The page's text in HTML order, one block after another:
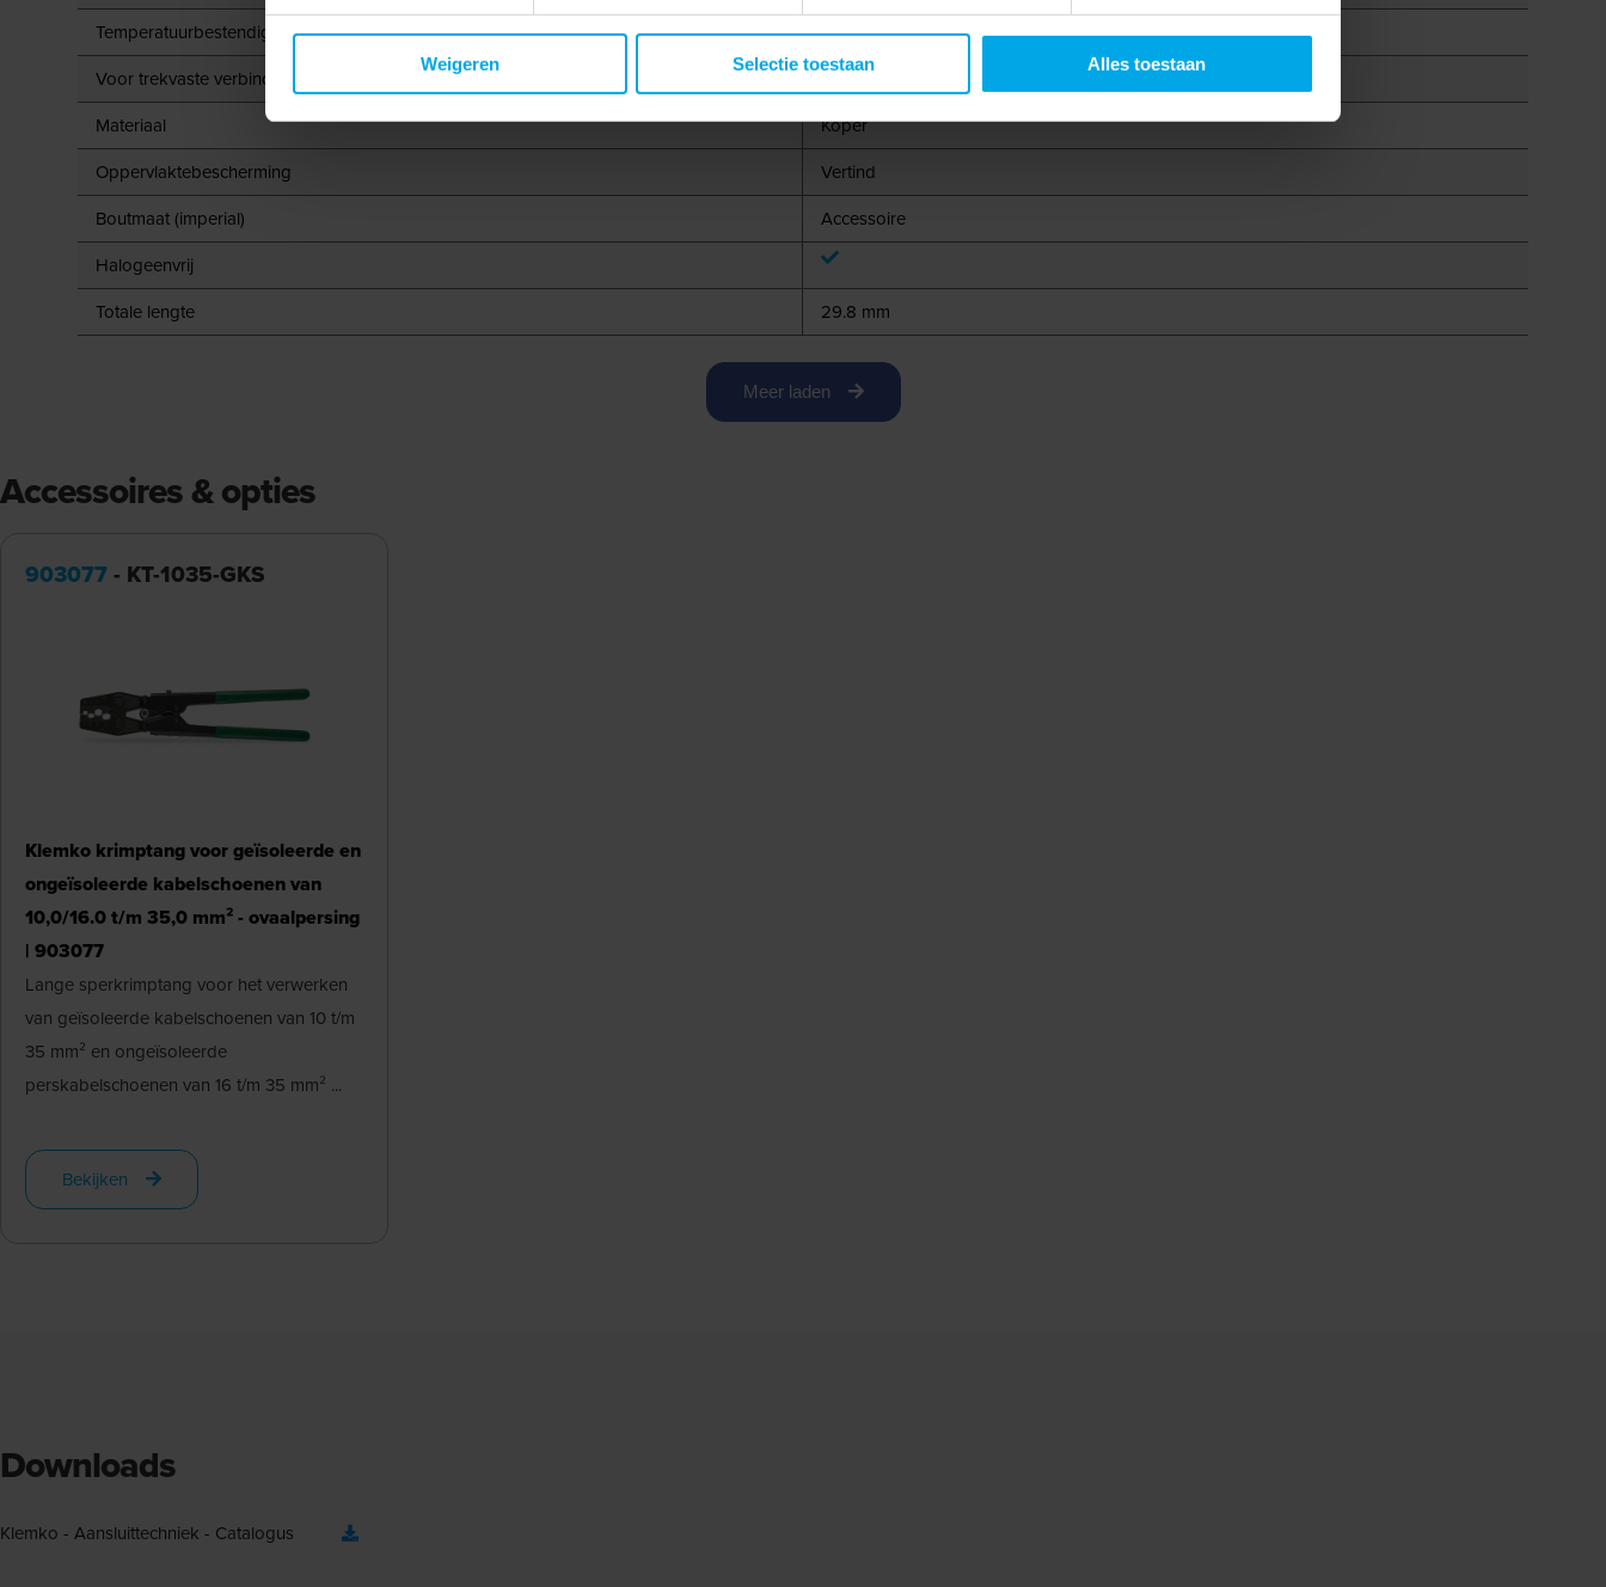
Weigeren Selectie toestaan Alles toestaan
Temperatuurbestendig tot
105 °C
Voor trekvaste verbindingen
Materiaal
Koper
Oppervlaktebescherming
Vertind
Boutmaat (imperial)
Accessoire
Halogeenvrij
Totale lengte
29.8 mm
Meer laden
Accessoires & opties
903077 - KT-1035-GKS
Klemko krimptang voor geïsoleerde en
ongeïsoleerde kabelschoenen van
10,0/16.0 t/m 35,0 mm² - ovaalpersing
| 903077
Lange sperkrimptang voor het verwerken
van geïsoleerde kabelschoenen van 10 t/m
35 mm² en ongeïsoleerde
perskabelschoenen van 16 t/m 35 mm² ...
Bekijken
Downloads
Klemko - Aansluittechniek - Catalogus